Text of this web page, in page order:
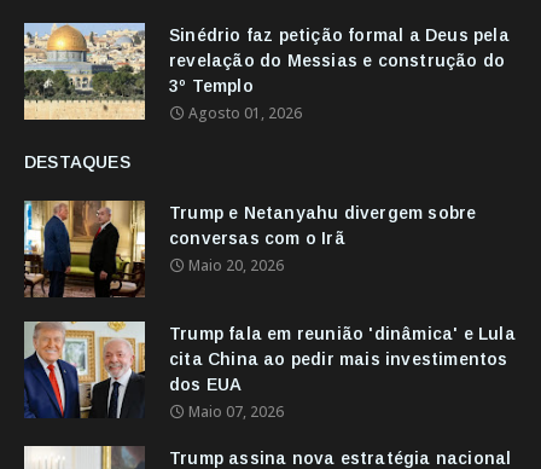
Sinédrio faz petição formal a Deus pela
revelação do Messias e construção do
3º Templo
Agosto 01, 2026
DESTAQUES
Trump e Netanyahu divergem sobre
conversas com o Irã
Maio 20, 2026
Trump fala em reunião 'dinâmica' e Lula
cita China ao pedir mais investimentos
dos EUA
Maio 07, 2026
Trump assina nova estratégia nacional